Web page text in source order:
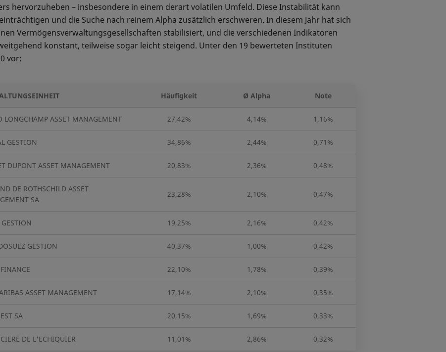
hervorzuheben – insbesondere in einem derart volatilen Umfeld. Diese Instabilität kann
und die Suche nach reinem Alpha zusätzlich erschweren. In diesem Jahr hat sich
Vermögensverwaltungsgesellschaften stabilisiert, und die verschiedenen Indikatoren
konstant, teilweise sogar leicht steigend. Unter den 19 bewerteten Instituten
vor:
Häufigkeit Ø Alpha Note
LONGCHAMP ASSET MANAGEMENT 27,42% 4,14% 1,16%
GESTION 34,86% 2,44% 0,71%
DUPONT ASSET MANAGEMENT 20,83% 2,36% 0,48%
DE ROTHSCHILD ASSET
SA
23,28% 2,10% 0,47%
19,25% 2,16% 0,42%
GESTION 40,37% 1,00% 0,42%
22,10% 1,78% 0,39%
ASSET MANAGEMENT 17,14% 2,10% 0,35%
SA 20,15% 1,69% 0,33%
DE L'ECHIQUIER 11,01% 2,86% 0,32%